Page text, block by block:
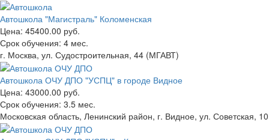
Автошкола "Магистраль" Коломенская
Цена: 45400.00 руб.
Срок обучения: 4 мес.
г. Москва, ул. Судостроительная, 44 (МГАВТ)
Автошкола ОЧУ ДПО "УСПЦ" в городе Видное
Цена: 43000.00 руб.
Срок обучения: 3.5 мес.
Московская область, Ленинский район, г. Видное, ул. Советская, 10